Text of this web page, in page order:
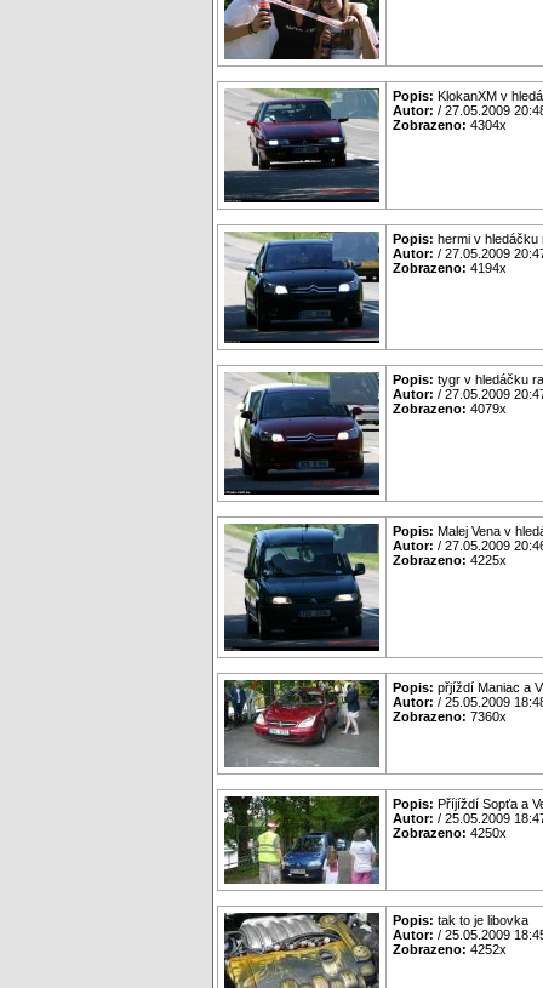
Popis: KlokanXM v
Autor: / 27.05.2009
Zobrazeno: 4304x
Popis: hermi v hledáčku
Autor: / 27.05.2009
Zobrazeno: 4194x
Popis: tygr v hledáčku
Autor: / 27.05.2009
Zobrazeno: 4079x
Popis: Malej Vena v
Autor: / 27.05.2009
Zobrazeno: 4225x
Popis: přjíždí Maniac a
Autor: / 25.05.2009
Zobrazeno: 7360x
Popis: Příjíždí Sopťa a
Autor: / 25.05.2009
Zobrazeno: 4250x
Popis: tak to je libovka
Autor: / 25.05.2009
Zobrazeno: 4252x